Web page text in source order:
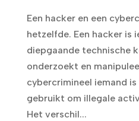
Een hacker en een
hetzelfde. Een hacker is
diepgaande technische
onderzoekt en
cybercrimineel iemand
gebruikt om illegale
Het verschil...